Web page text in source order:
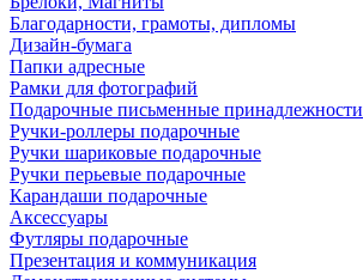
Благодарности, грамоты, дипломы
Дизайн-бумага
Папки адресные
Рамки для фотографий
Подарочные письменные принадлежности
Ручки-роллеры подарочные
Ручки шариковые подарочные
Ручки перьевые подарочные
Карандаши подарочные
Аксессуары
Футляры подарочные
Презентация и коммуникация